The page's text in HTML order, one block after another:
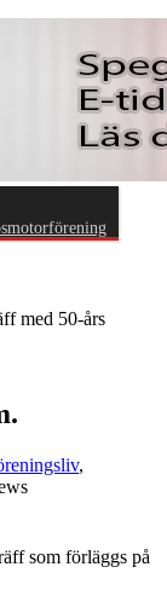
med 50-års
,
som förläggs på